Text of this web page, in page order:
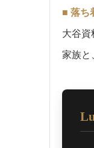
■ 落ち
大谷資
家族と